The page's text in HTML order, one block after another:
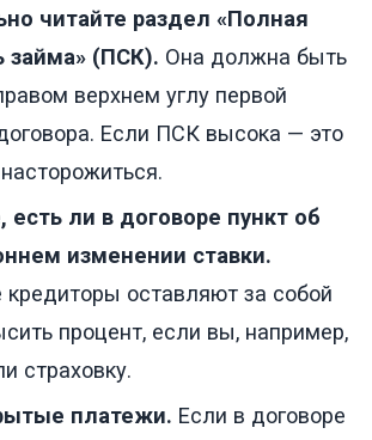
читайте раздел «Полная
займа» (ПСК). Она должна быть
верхнем углу первой
Если ПСК высока — это
есть ли в договоре пункт об
изменении ставки.
оставляют за собой
процент, если вы, например,
страховку.
платежи. Если в договоре